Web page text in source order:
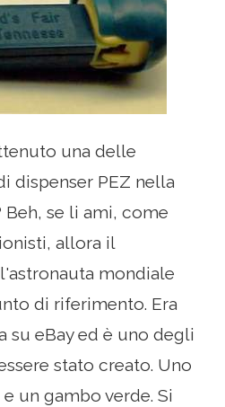
una delle
dispenser PEZ nella
Beh, se li ami, come
allora il
mondiale
di riferimento. Era
su eBay ed è uno degli
stato creato. Uno
un gambo verde. Si